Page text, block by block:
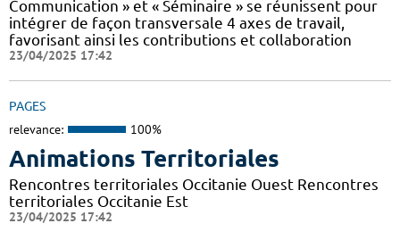
Communication » et « Séminaire » se réunissent pour
intégrer de façon transversale 4 axes de travail,
favorisant ainsi les contributions et collaboration
23/04/2025 17:42
PAGES
relevance: 100%
Animations Territoriales
Rencontres territoriales Occitanie Ouest Rencontres
territoriales Occitanie Est
23/04/2025 17:42